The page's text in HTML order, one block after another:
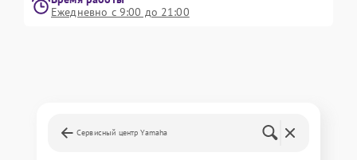
Ежедневно с 9:00 до 21:00
Сервисный центр Yamaha